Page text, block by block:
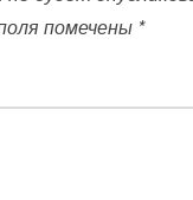
помечены *